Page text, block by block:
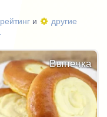
рейтинг и
другие
Выпечка